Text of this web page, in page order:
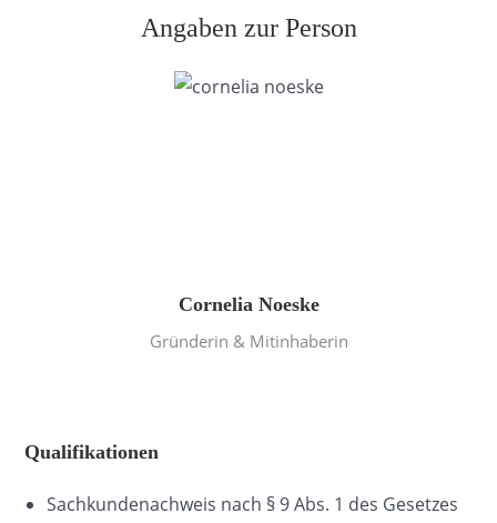
Angaben zur Person
Cornelia Noeske
Gründerin & Mitinhaberin
Qualifikationen
Sachkundenachweis nach § 9 Abs. 1 des Gesetzes